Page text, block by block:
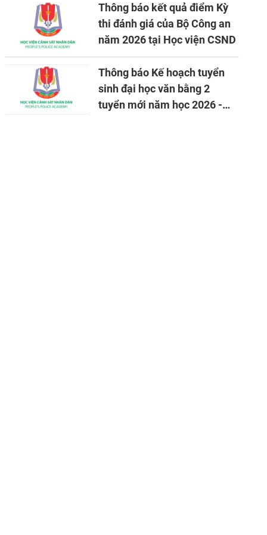
trong tình hình hiện nay
Thông báo kết quả điểm Kỳ
thi đánh giá của Bộ Công an
năm 2026 tại Học viện CSND
Thông báo Kế hoạch tuyển
sinh đại học văn bằng 2
tuyển mới năm học 2026 -